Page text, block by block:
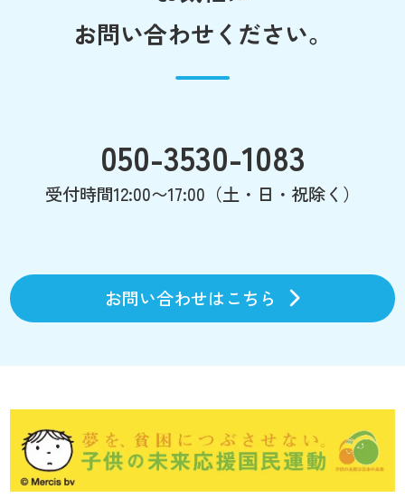
お問い合わせください。
050-3530-1083
受付時間12:00〜17:00（土・日・祝除く）
お問い合わせはこちら